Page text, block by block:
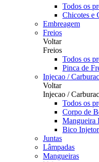
Todos os
Chicotes e
Embreagem
Freios
Voltar
Freios
Todos os
Pinca de
Injecao /
Voltar
Injecao /
Todos os
Corpo de
Mangueira
Bico
Juntas
Lâmpadas
Mangueiras